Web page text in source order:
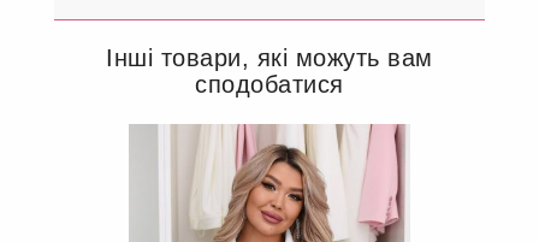
Інші товари, які можуть вам
сподобатися